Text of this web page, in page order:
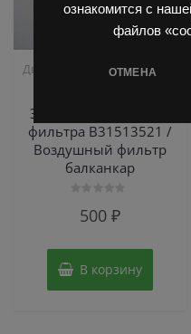
ознакомится с
файлов
ОТМЕНА
Двигатель Д3900,Запчасти
Элемент воздушного
фильтра В31513521 /
Воздушный фильтр
балканкар
500₽
В корзину